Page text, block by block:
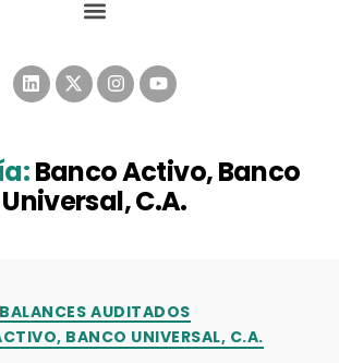
Banco Activo, Banco
Universal, C.A.
BALANCES AUDITADOS
BANCO UNIVERSAL, C.A.